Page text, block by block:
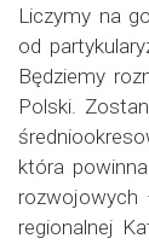
Liczymy na
od
Będziemy
Polski.
która
rozwojowych
regionalnej